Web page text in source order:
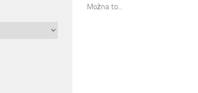
Można to...